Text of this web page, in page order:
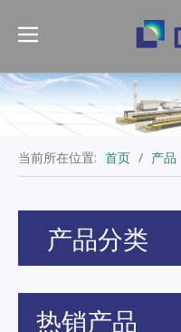
当前所在位置: 首页 / 产品
产品分类
热销产品